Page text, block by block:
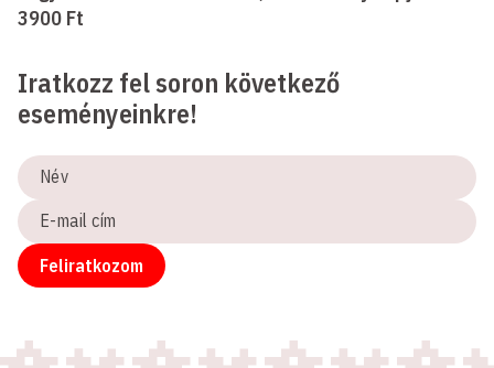
3900 Ft
Iratkozz fel soron következő
eseményeinkre!
Név
E-
mail
cím
Feliratkozom